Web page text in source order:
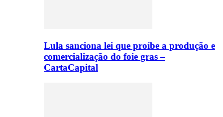
Lula sanciona lei que proíbe a produção e
comercialização do foie gras –
CartaCapital